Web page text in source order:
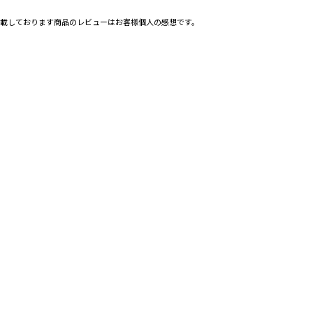
しております商品のレビューはお客様個人の感想です。